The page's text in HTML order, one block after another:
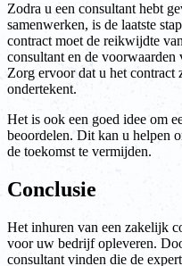
Zodra u een consultant hebt
samenwerken, is de laatste
contract moet de reikwijdte
consultant en de voorwaarden
Zorg ervoor dat u het contract
ondertekent.
Het is ook een goed idee om
beoordelen. Dit kan u helpen
de toekomst te vermijden.
Conclusie
Het inhuren van een zakelijk
voor uw bedrijf opleveren.
consultant vinden die de